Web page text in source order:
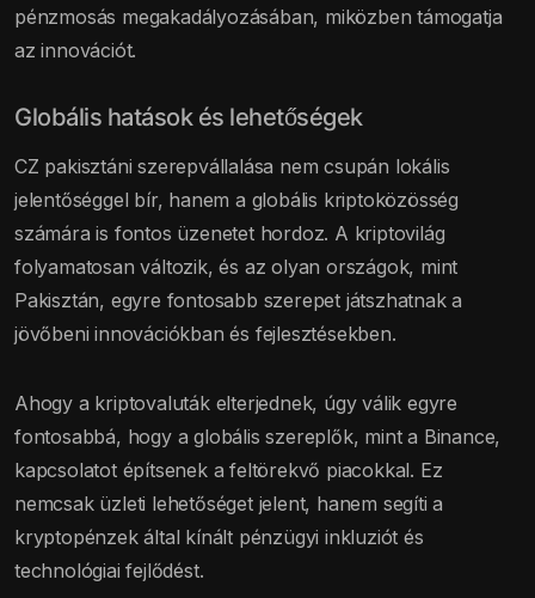
pénzmosás megakadályozásában, miközben támogatja
az innovációt.
Globális hatások és lehetőségek
CZ pakisztáni szerepvállalása nem csupán lokális
jelentőséggel bír, hanem a globális kriptoközösség
számára is fontos üzenetet hordoz. A kriptovilág
folyamatosan változik, és az olyan országok, mint
Pakisztán, egyre fontosabb szerepet játszhatnak a
jövőbeni innovációkban és fejlesztésekben.
Ahogy a kriptovaluták elterjednek, úgy válik egyre
fontosabbá, hogy a globális szereplők, mint a Binance,
kapcsolatot építsenek a feltörekvő piacokkal. Ez
nemcsak üzleti lehetőséget jelent, hanem segíti a
kryptopénzek által kínált pénzügyi inkluziót és
technológiai fejlődést.